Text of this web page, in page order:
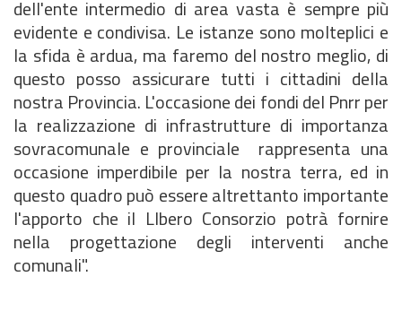
dell'ente intermedio di area vasta è sempre più
evidente e condivisa. Le istanze sono molteplici e
la sfida è ardua, ma faremo del nostro meglio, di
questo posso assicurare tutti i cittadini della
nostra Provincia. L'occasione dei fondi del Pnrr per
la realizzazione di infrastrutture di importanza
sovracomunale e provinciale rappresenta una
occasione imperdibile per la nostra terra, ed in
questo quadro può essere altrettanto importante
l'apporto che il LIbero Consorzio potrà fornire
nella progettazione degli interventi anche
comunali".